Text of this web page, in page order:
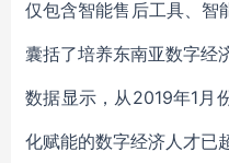
仅包含智能售后工具、智
囊括了培养东南亚数字经
数据显示，从2019年1月
化赋能的数字经济人才已